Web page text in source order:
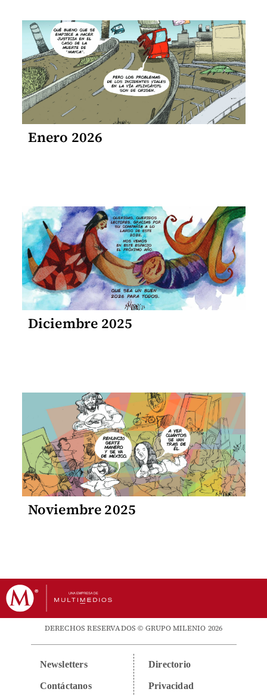
Enero 2026
Diciembre 2025
Noviembre 2025
DERECHOS RESERVADOS © GRUPO MILENIO 2026
Newsletters
Contáctanos
Directorio
Privacidad